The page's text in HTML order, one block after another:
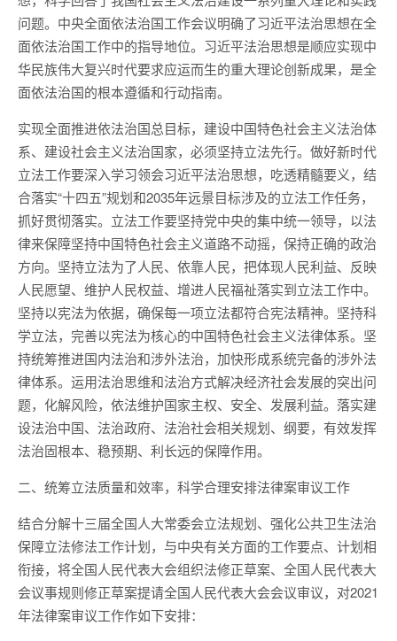
问题。中央全面依法治国工作会议明确了习近平法治思想在全
面依法治国工作中的指导地位。习近平法治思想是顺应实现中
华民族伟大复兴时代要求应运而生的重大理论创新成果，是全
面依法治国的根本遵循和行动指南。
实现全面推进依法治国总目标，建设中国特色社会主义法治体
系、建设社会主义法治国家，必须坚持立法先行。做好新时代
立法工作要深入学习领会习近平法治思想，吃透精髓要义，结
合落实“十四五”规划和2035年远景目标涉及的立法工作任务，
抓好贯彻落实。立法工作要坚持党中央的集中统一领导，以法
律来保障坚持中国特色社会主义道路不动摇，保持正确的政治
方向。坚持立法为了人民、依靠人民，把体现人民利益、反映
人民愿望、维护人民权益、增进人民福祉落实到立法工作中。
坚持以宪法为依据，确保每一项立法都符合宪法精神。坚持科
学立法，完善以宪法为核心的中国特色社会主义法律体系。坚
持统筹推进国内法治和涉外法治，加快形成系统完备的涉外法
律体系。运用法治思维和法治方式解决经济社会发展的突出问
题，化解风险，依法维护国家主权、安全、发展利益。落实建
设法治中国、法治政府、法治社会相关规划、纲要，有效发挥
法治固根本、稳预期、利长远的保障作用。
二、统筹立法质量和效率，科学合理安排法律案审议工作
结合分解十三届全国人大常委会立法规划、强化公共卫生法治
保障立法修法工作计划，与中央有关方面的工作要点、计划相
衔接，将全国人民代表大会组织法修正草案、全国人民代表大
会议事规则修正草案提请全国人民代表大会会议审议，对2021
年法律案审议工作作如下安排：